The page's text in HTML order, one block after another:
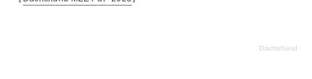
Dachshund